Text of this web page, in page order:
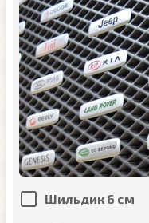
Шильдик 6 см